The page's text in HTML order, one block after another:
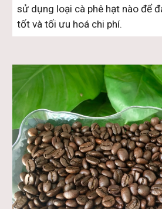
sử dụng loại cà phê hạt nào để
tốt và tối ưu hoá chi phí.